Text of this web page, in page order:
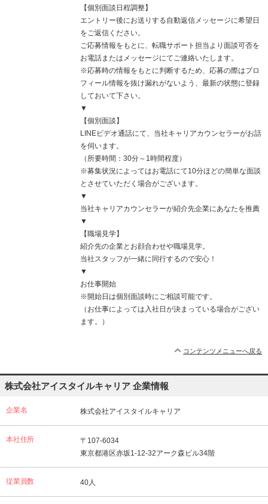
【個別面談日程調整】
エントリー後にお送りする自動返信メッセージに希望日
をご返信ください。
ご応募情報をもとに、転職サポート担当より面談可否を
お電話またはメッセージにてご連絡いたします。
※応募時の情報をもとに判断するため、応募の際はプロ
フィール情報を抜け漏れがないよう、最新の状態に登録
しておいて下さい。
▼
【個別面談】
LINEビデオ通話にて、当社キャリアカウンセラーがお話
を伺います。
（所要時間：30分～1時間程度）
※募集状況によってはお電話にて10分ほどの簡単な面談
とさせていただく場合がございます。
▼
当社キャリアカウンセラーが紹介先企業にあなたを推薦
▼
【職場見学】
紹介先の企業とお顔合わせや職場見学。
当社スタッフが一緒に同行するので安心！
▼
お仕事開始
※開始日は個別面談時にご相談可能です。
（お仕事によっては入社日が決まっている場合がござい
ます。）
コンテンツメニューへ戻る
株式会社アイスタイルキャリア 企業情報
企業名 株式会社アイスタイルキャリア
本社住所
〒107-6034
東京都港区赤坂1-12-32アーク森ビル34階
従業員数 40人